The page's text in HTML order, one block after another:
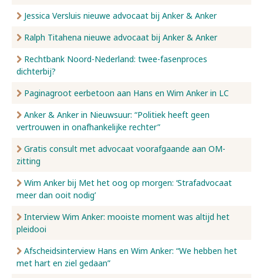
Jessica Versluis nieuwe advocaat bij Anker & Anker
Ralph Titahena nieuwe advocaat bij Anker & Anker
Rechtbank Noord-Nederland: twee-fasenproces
dichterbij?
Paginagroot eerbetoon aan Hans en Wim Anker in LC
Anker & Anker in Nieuwsuur: “Politiek heeft geen
vertrouwen in onafhankelijke rechter”
Gratis consult met advocaat voorafgaande aan OM-
zitting
Wim Anker bij Met het oog op morgen: ‘Strafadvocaat
meer dan ooit nodig’
Interview Wim Anker: mooiste moment was altijd het
pleidooi
Afscheidsinterview Hans en Wim Anker: “We hebben het
met hart en ziel gedaan”